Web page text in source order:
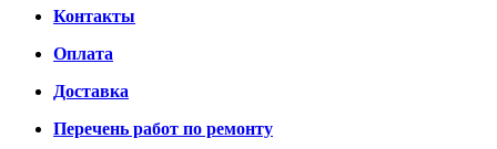
Контакты
Оплата
Доставка
Перечень работ по ремонту